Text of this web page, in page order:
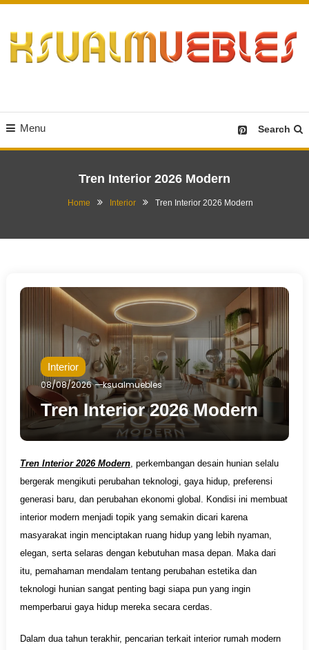
Content
Menu Search
Tren Interior 2026 Modern
Home Interior Tren Interior 2026 Modern
Interior
08/08/2026
ksualmuebles
Tren Interior 2026 Modern
Tren Interior 2026 Modern, perkembangan desain hunian selalu
bergerak mengikuti perubahan teknologi, gaya hidup, preferensi
generasi baru, dan perubahan ekonomi global. Kondisi ini membuat
interior modern menjadi topik yang semakin dicari karena
masyarakat ingin menciptakan ruang hidup yang lebih nyaman,
elegan, serta selaras dengan kebutuhan masa depan. Maka dari
itu, pemahaman mendalam tentang perubahan estetika dan
teknologi hunian sangat penting bagi siapa pun yang ingin
memperbarui gaya hidup mereka secara cerdas.
Dalam dua tahun terakhir, pencarian terkait interior rumah modern